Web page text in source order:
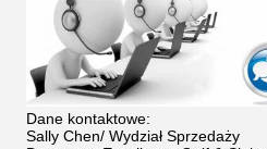
Dane kontaktowe:
Sally Chen/ Wydział Sprzedaży